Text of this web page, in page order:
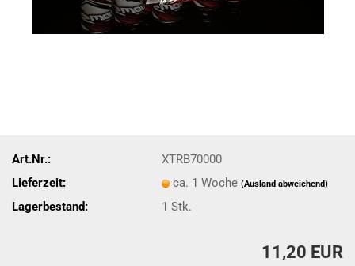
Art.Nr.:
XTRB70000
Lieferzeit:
ca. 1 Woche(Ausland abweichend)
Lagerbestand: 1Stk.
11,20 EUR